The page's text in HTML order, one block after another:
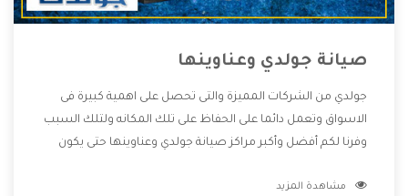
صيانة جولدي وعناوينها
جولدي من الشركات المميزة والتى تحصل على اهمية كبيرة فى
الاسواق وتعمل دائما على الحفاظ على تلك المكانه ولتلك السبب
وفرنا لكم أفضل وأكبر مراكز صيانة جولدي وعناوينها حتى يكون
دون اى ازعاج كما أننا نهتم بكل ما يحتاجه المستهلك لكى نحافظ
مشاهدة المزيد